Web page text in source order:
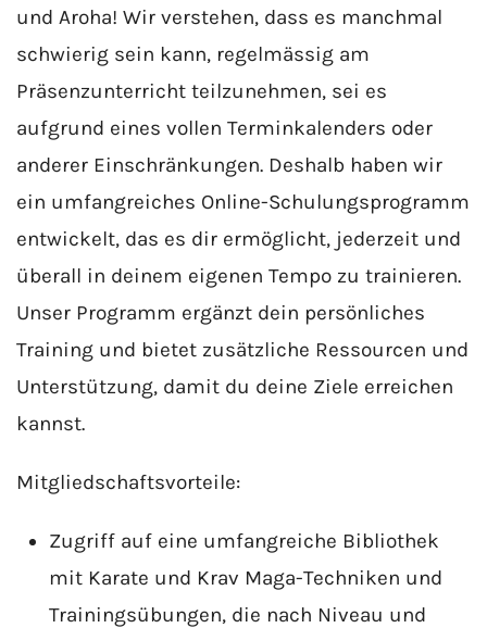
und Aroha! Wir verstehen, dass es manchmal
schwierig sein kann, regelmässig am
Präsenzunterricht teilzunehmen, sei es
aufgrund eines vollen Terminkalenders oder
anderer Einschränkungen. Deshalb haben wir
ein umfangreiches Online-Schulungsprogramm
entwickelt, das es dir ermöglicht, jederzeit und
überall in deinem eigenen Tempo zu trainieren.
Unser Programm ergänzt dein persönliches
Training und bietet zusätzliche Ressourcen und
Unterstützung, damit du deine Ziele erreichen
kannst.
Mitgliedschaftsvorteile:
Zugriff auf eine umfangreiche Bibliothek
mit Karate und Krav Maga-Techniken und
Trainingsübungen, die nach Niveau und